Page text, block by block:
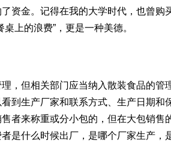
资金。记得在我的大学时代，也曾购
上的浪费”，更是一种美德。
，但相关部门应当纳入散装食品的管
到生产厂家和联系方式、生产日期和
者来称重或分小包的，但在大包销售
是什么时候出厂，是哪个厂家生产，